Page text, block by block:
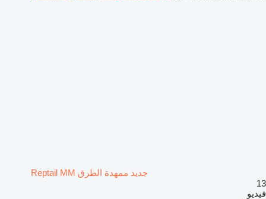
جديد ممهدة الطرق Reptail MM
13
فيديو